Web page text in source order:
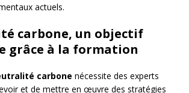
actuels.
carbone, un objectif
grâce à la formation
carbone nécessite des experts
et de mettre en œuvre des stratégies